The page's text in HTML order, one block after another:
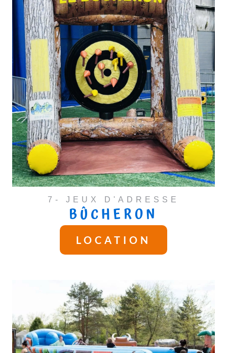
7- JEUX D'ADRESSE
BÛCHERON
LOCATION